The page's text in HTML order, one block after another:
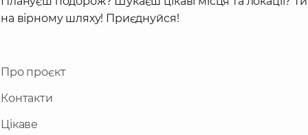
здійснити без ночівлі, сходження починають від
Масив Горгани (що з румунського означає
"курган") – один із найбільш заліснених і
масивів, що розташований на території двох
на вірному шляху! Приєднуйся!
Про проєкт
Контакти
Цікаве